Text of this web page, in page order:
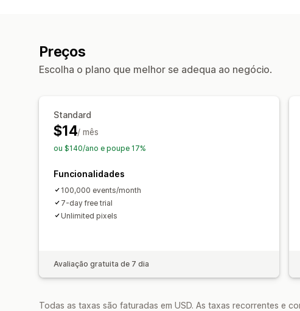
Preços
Escolha o plano que melhor se adequa ao negócio.
Standard
$14/ mês
ou $140/ano e poupe 17%
Funcionalidades
100,000 events/month
7-day free trial
Unlimited pixels
Avaliação gratuita de 7 dia
Todas as taxas são faturadas em USD. As taxas recorrentes e